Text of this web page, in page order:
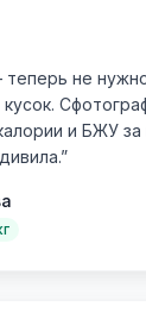
не
и БЖУ за
”